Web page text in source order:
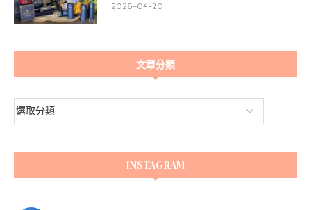
2026-04-20
文章分類
INSTAGRAM